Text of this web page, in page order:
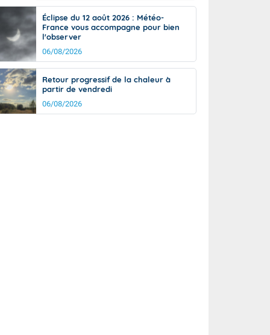
de
d'avalanche
Météo des forêts
Vigicrues
Éclipse du 12 août 2026 : Météo-
France vous accompagne pour bien
l'observer
06/08/2026
Retour progressif de la chaleur à
partir de vendredi
06/08/2026